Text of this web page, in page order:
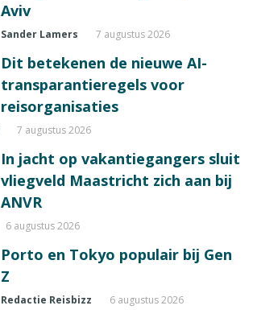
Aviv
Sander Lamers 7 augustus 2026
Dit betekenen de nieuwe AI-
transparantieregels voor
reisorganisaties
7 augustus 2026
In jacht op vakantiegangers sluit
vliegveld Maastricht zich aan bij
ANVR
6 augustus 2026
Porto en Tokyo populair bij Gen
Z
Redactie Reisbizz 6 augustus 2026